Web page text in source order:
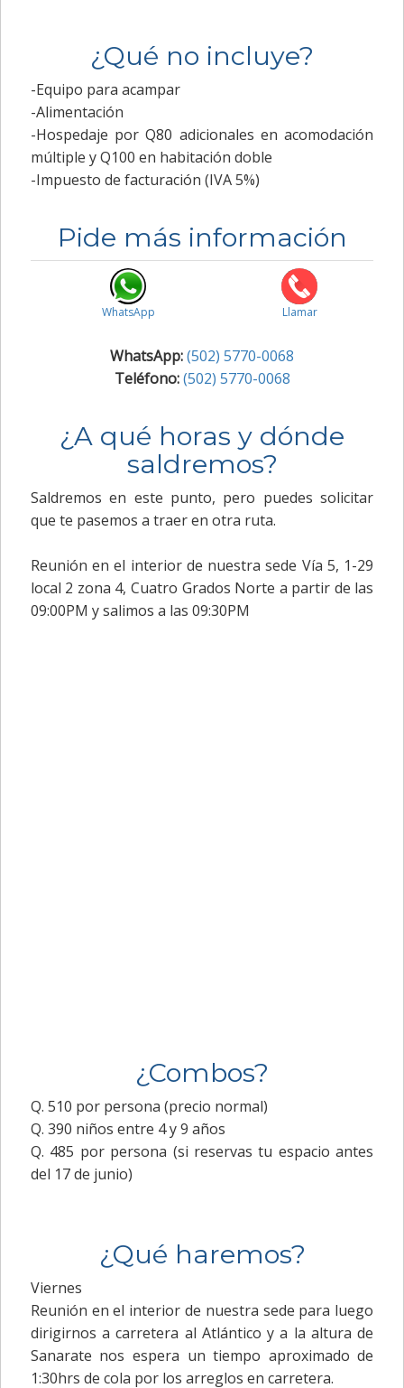
¿Qué no incluye?
-Equipo para acampar
-Alimentación
-Hospedaje por Q80 adicionales en acomodación
múltiple y Q100 en habitación doble
-Impuesto de facturación (IVA 5%)
Pide más información
WhatsApp Llamar
WhatsApp:(502) 5770-0068
Teléfono: (502) 5770-0068
¿A qué horas y dónde
saldremos?
Saldremos en este punto, pero puedes solicitar
que te pasemos a traer en otra ruta.
Reunión en el interior de nuestra sede Vía 5, 1-29
local 2 zona 4, Cuatro Grados Norte a partir de las
09:00PM y salimos a las 09:30PM
¿Combos?
Q. 510 por persona (precio normal)
Q. 390 niños entre 4 y 9 años
Q. 485 por persona (si reservas tu espacio antes
del 17 de junio)
¿Qué haremos?
Viernes
Reunión en el interior de nuestra sede para luego
dirigirnos a carretera al Atlántico y a la altura de
Sanarate nos espera un tiempo aproximado de
1:30hrs de cola por los arreglos en carretera.